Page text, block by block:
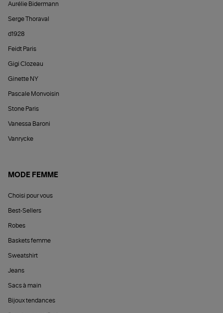
Aurélie Bidermann
Serge Thoraval
d1928
Feidt Paris
Gigi Clozeau
Ginette NY
Pascale Monvoisin
Stone Paris
Vanessa Baroni
Vanrycke
MODE FEMME
Choisi pour vous
Best-Sellers
Robes
Baskets femme
Sweatshirt
Jeans
Sacs à main
Bijoux tendances